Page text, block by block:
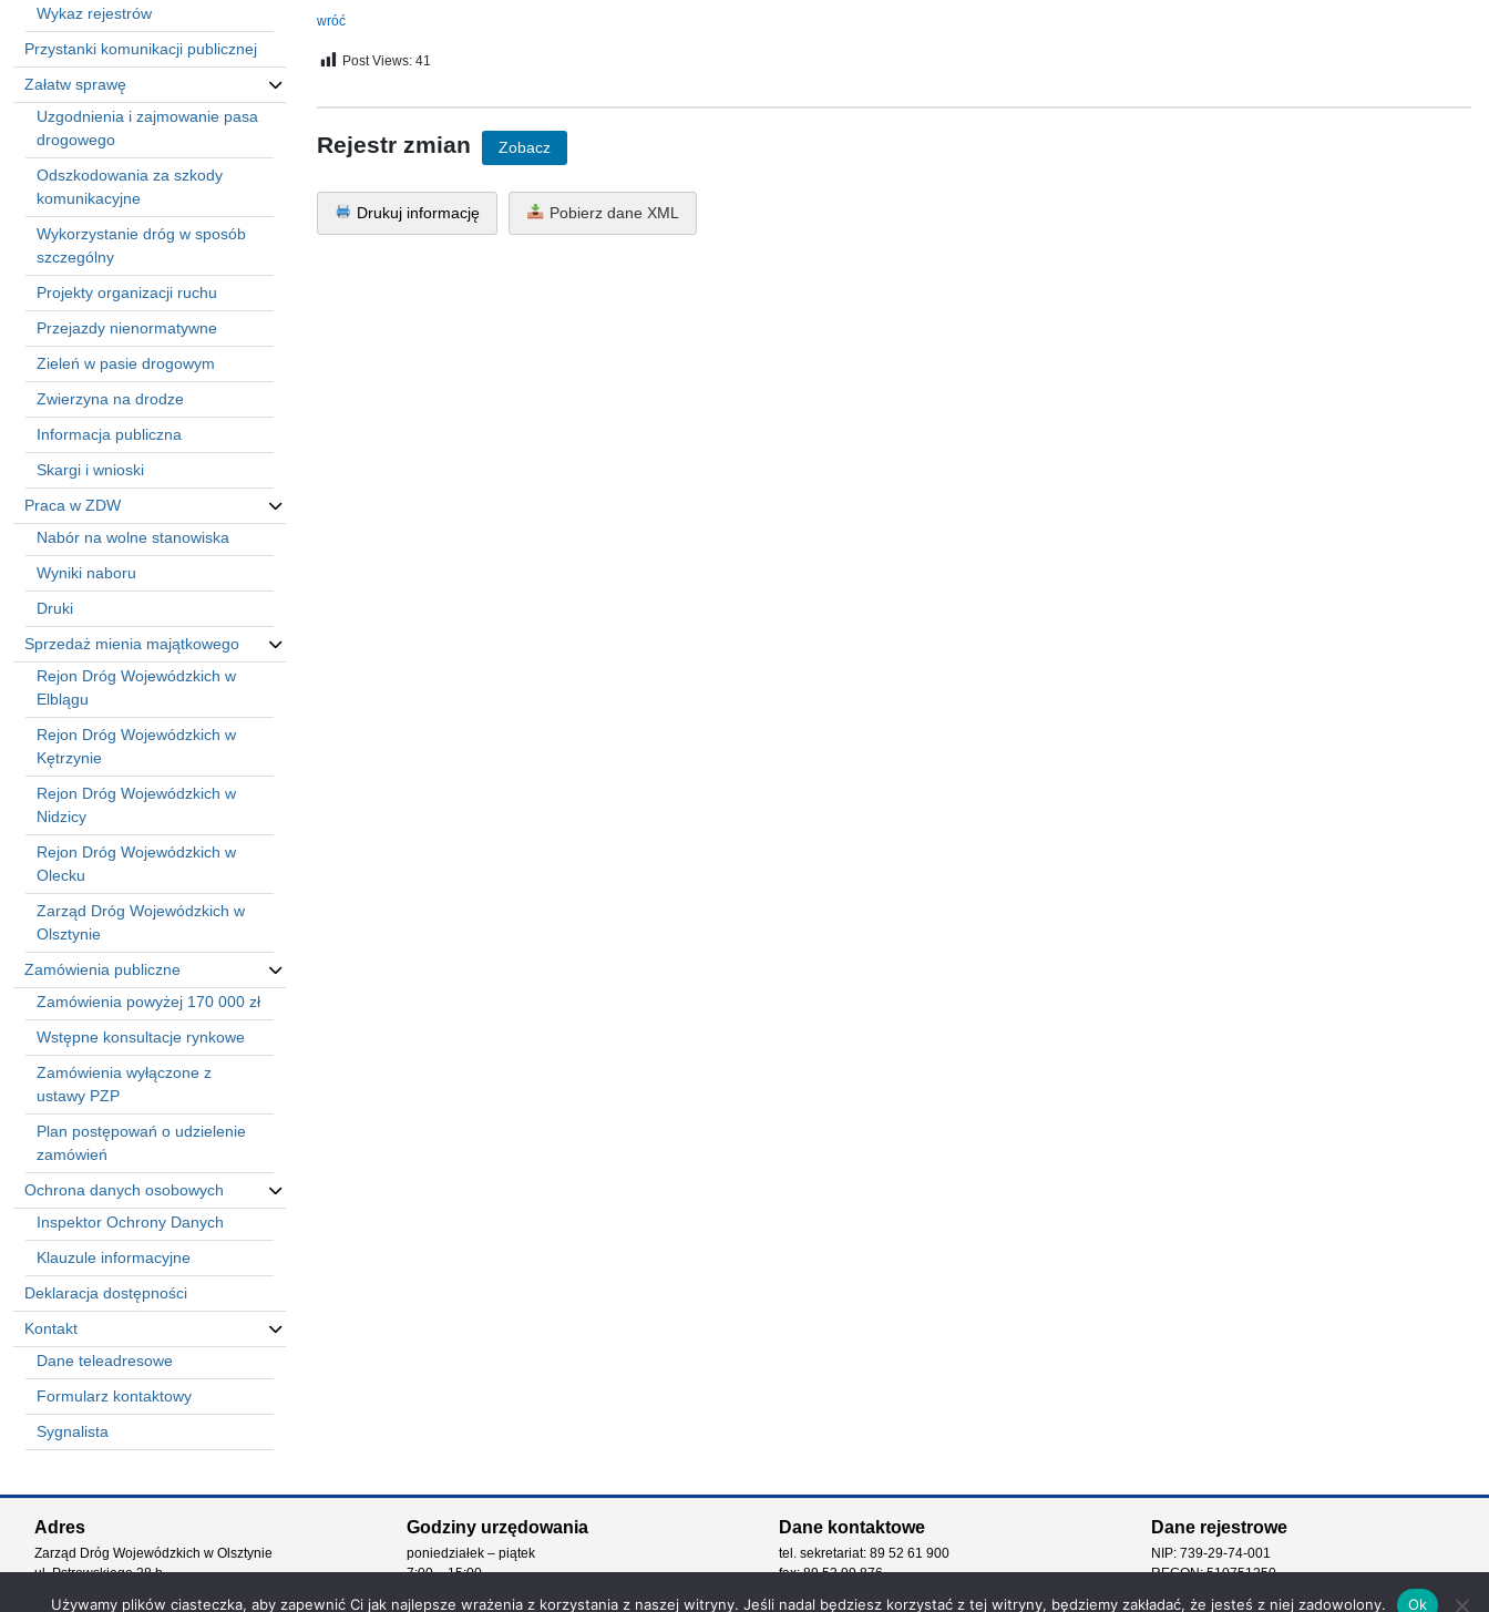
Kontakt
Automatically
Hierarchic
Categories
Menu
Version
2.1.0
Author:
Atakan
Docs:
https://atakanau.blogspot.com/2021/01/automatic-
menu-
wp-
plugin.html
Active
KANE
(kanewp)
Wykaz rejestrów
Przystanki komunikacji publicznej
Załatw sprawę
Uzgodnienia i zajmowanie pasa
drogowego
Odszkodowania za szkody
komunikacyjne
Wykorzystanie dróg w sposób
szczególny
Projekty organizacji ruchu
Przejazdy nienormatywne
Zieleń w pasie drogowym
Zwierzyna na drodze
Informacja publiczna
Skargi i wnioski
Praca w ZDW
Nabór na wolne stanowiska
Wyniki naboru
Druki
Sprzedaż mienia majątkowego
Rejon Dróg Wojewódzkich w
Elblągu
Rejon Dróg Wojewódzkich w
Kętrzynie
Rejon Dróg Wojewódzkich w
Nidzicy
Rejon Dróg Wojewódzkich w
Olecku
Zarząd Dróg Wojewódzkich w
Olsztynie
Zamówienia publiczne
Zamówienia powyżej 170 000 zł
Wstępne konsultacje rynkowe
Zamówienia wyłączone z
ustawy PZP
Plan postępowań o udzielenie
zamówień
Ochrona danych osobowych
Inspektor Ochrony Danych
Klauzule informacyjne
Deklaracja dostępności
Kontakt
Dane teleadresowe
Formularz kontaktowy
Sygnalista
Categories
wróć
Post Views: 41
Rejestr zmian Zobacz
Drukuj informację Pobierz dane XML
Adres
Zarząd Dróg Wojewódzkich w Olsztynie
ul. Pstrowskiego 28 b
Godziny urzędowania
poniedziałek – piątek
7:00 – 15:00
Dane kontaktowe
tel. sekretariat: 89 52 61 900
fax: 89 53 99 876
Dane rejestrowe
NIP: 739-29-74-001
REGON: 510751250
Używamy plików ciasteczka, aby zapewnić Ci jak najlepsze wrażenia z korzystania z naszej witryny. Jeśli nadal będziesz korzystać z tej witryny, będziemy zakładać, że jesteś z niej zadowolony. Ok